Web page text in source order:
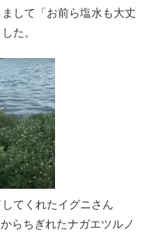
して「お前ら塩水も大丈
た。
てくれたイグニさん
らちぎれたナガエツルノ